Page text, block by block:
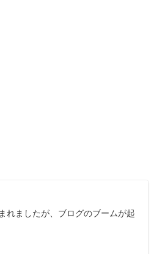
れましたが、ブログのブームが起